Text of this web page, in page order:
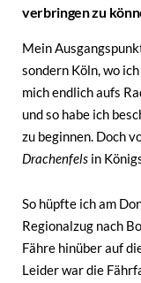
verbringen zu
Mein
sondern Köln, wo
mich endlich aufs
und so habe ich
zu beginnen. Doch
Drachenfels in
So hüpfte ich am
Regionalzug nach
Fähre hinüber auf
Leider war die